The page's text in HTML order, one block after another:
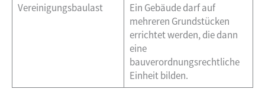
Vereinigungsbaulast
Ein Gebäude darf auf
mehreren Grundstücken
errichtet werden, die dann
eine
bauverordnungsrechtliche
Einheit bilden.